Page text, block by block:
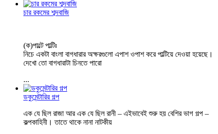
চার রকমের শব্দবাজি
(ক)পাল্টে পাল্টিঃ
নিচে একটা বাংলা বাগধারার অক্ষরগুলো এপাশ ওপাশ করে পাল্টিয়ে দেওয়া হয়েছে।
দেখো তো বাগধারাটা চিনতে পারো
...
ডকুমেন্টারির গল্প
এক যে ছিল রাজা আর এক যে ছিল রানী – এইভাবেই শুরু হয় বেশির ভাগ গল্প –
কল্পকাহিনী। তাতে থাকে নানা নাটকীয়